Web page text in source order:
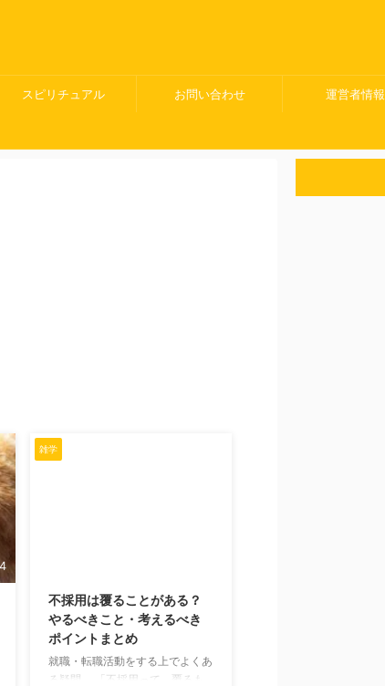
スピリチュアル お問い合わせ 運営者情報
雑学
不採用は覆ることがある？
やるべきこと・考えるべき
ポイントまとめ
就職・転職活動をする上でよくあ
る疑問。 「不採用って、覆るも